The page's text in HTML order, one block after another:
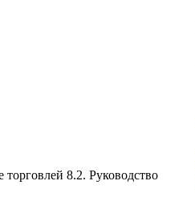
8.2. Руководство